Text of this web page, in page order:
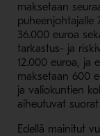
maksetaan
puheenjohtajalle
36.000 euroa
tarkastus- ja
12.000 euroa, ja
maksetaan 600
ja valiokuntien
aiheutuvat
Edellä mainitut